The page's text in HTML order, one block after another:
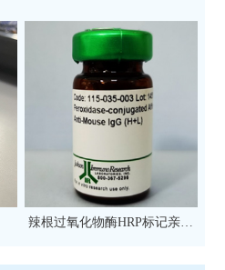
次）
辣根过氧化物酶HRP标记亲和
抗 现货